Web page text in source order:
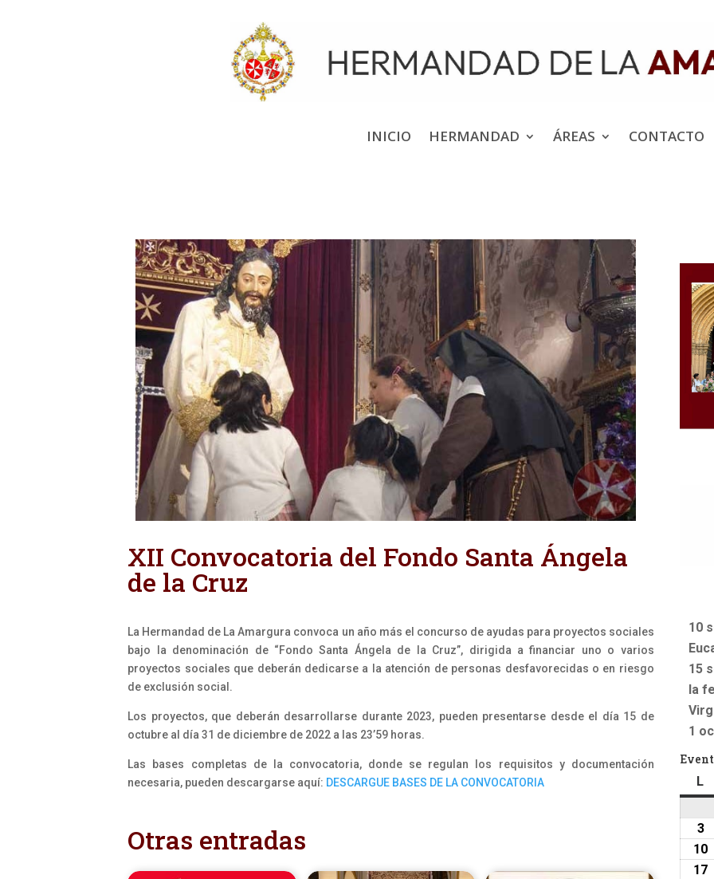
INICIO HERMANDAD ÁREAS CONTACTO
XII Convocatoria del Fondo Santa Ángela
de la Cruz
La Hermandad de La Amargura convoca un año más el concurso de ayudas para proyectos sociales
bajo la denominación de “Fondo Santa Ángela de la Cruz”, dirigida a financiar uno o varios
proyectos sociales que deberán dedicarse a la atención de personas desfavorecidas o en riesgo
de exclusión social.
Los proyectos, que deberán desarrollarse durante 2023, pueden presentarse desde el día 15 de
octubre al día 31 de diciembre de 2022 a las 23’59 horas.
Las bases completas de la convocatoria, donde se regulan los requisitos y documentación
necesaria, pueden descargarse aquí: DESCARGUE BASES DE LA CONVOCATORIA
Otras entradas
10
15
la
1
L
33
10
17